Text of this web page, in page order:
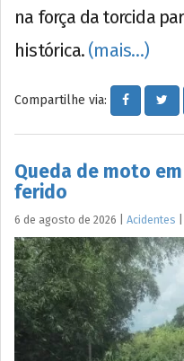
na força da torcida
histórica. (mais…)
Compartilhe via:
Queda de moto
ferido
6 de agosto de 2026 Acidentes